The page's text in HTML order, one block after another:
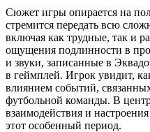
Сюжет игры опирается на
стремится передать всю
включая как трудные, так и
ощущения подлинности в
и звуки, записанные в
в геймплей. Игрок увидит,
влиянием событий,
футбольной команды. В
взаимодействия и
этот особенный период.